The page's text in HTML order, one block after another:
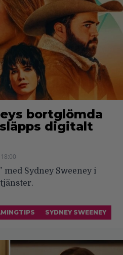
bortglömda
digitalt
med Sydney Sweeney i
SYDNEY SWEENEY